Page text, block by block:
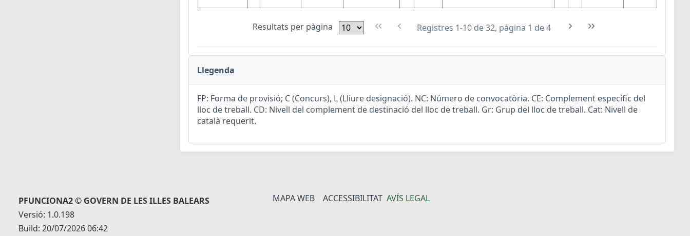
Resultats per pàgina Registres 1-10 de 32, pàgina 1 de 4
Llegenda
FP: Forma de provisió; C (Concurs), L (Lliure designació). NC: Número de convocatòria. CE: Complement específic del
lloc de treball. CD: Nivell del complement de destinació del lloc de treball. Gr: Grup del lloc de treball. Cat: Nivell de
català requerit.
PFUNCIONA2 © GOVERN DE LES ILLES BALEARS
Versió: 1.0.198
Build: 20/07/2026 06:42
MAPA WEB ACCESSIBILITAT AVÍS LEGAL